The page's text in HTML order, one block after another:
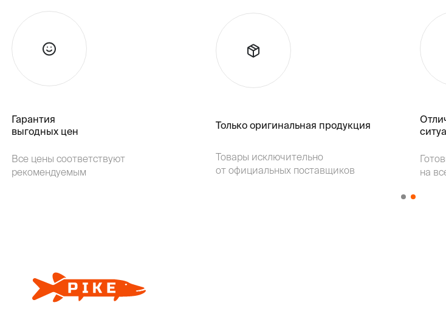
Гарантия
выгодных цен
Все цены соответствуют
рекомендуемым
Только оригинальная продукция
Товары исключительно
от официальных поставщиков
на